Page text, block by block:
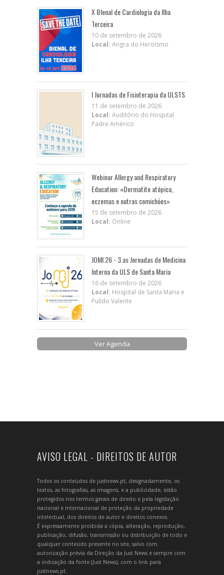
X BIenal de Cardiologia da Ilha
Terceira
10 de setembro de 2026
Local: Angra do Heroísmo
I Jornadas de Fisioterapia da ULSTS
11 de setembro de 2026
Local: Auditório do Hospital
Padre Américo
Webinar Allergy and Respiratory
Education: «Dermatite atópica,
eczemas e outras comichões»
15 de setembro de 2026
Local: Online
JOMI 26 - 3.as Jornadas de Medicina
Interna da ULS de Santa Maria
16 de setembro de 2026
Local: Hospital de Santa Maria e
Pulido Valente
Ver Agenda
AVISO LEGAL - DIREITOS DE AUTOR
Todos os conteúdos de justnews.pt, designadamente, os
textos, as fotografias, as imagens, e a publicidade, estão
protegidos nos termos gerais de direito e pela legislação
nacional e internacional de proteção da propriedade
intelectual, dos direitos de autor e direitos conexos.
É expressamente proibida a cópia, alteração, reprodução,
publicação, difusão, transmissão ou distribuição de todo e
qualquer conteúdo presente no site, salvo com
autorização prévia da Direção da Just News e sempre com
a indicação da fonte (Just News), com o link para
justnews.pt.